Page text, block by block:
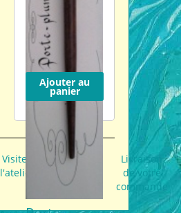
Ajouter au
panier
Visitez
l'atelier
Paiements
acceptés
Livraison
de votre
commande